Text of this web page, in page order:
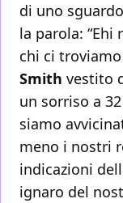
di uno
la parola: “Ehi
chi ci
Smith vestito
un sorriso a
siamo
meno i nostri
indicazioni
ignaro del